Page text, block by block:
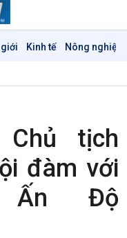
giới Kinh tế Nông nghiệp
tịch
đàm với
Ấn Độ